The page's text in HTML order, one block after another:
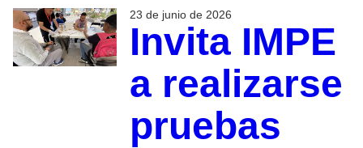
23 de junio de 2026
Invita IMPE
a realizarse
pruebas